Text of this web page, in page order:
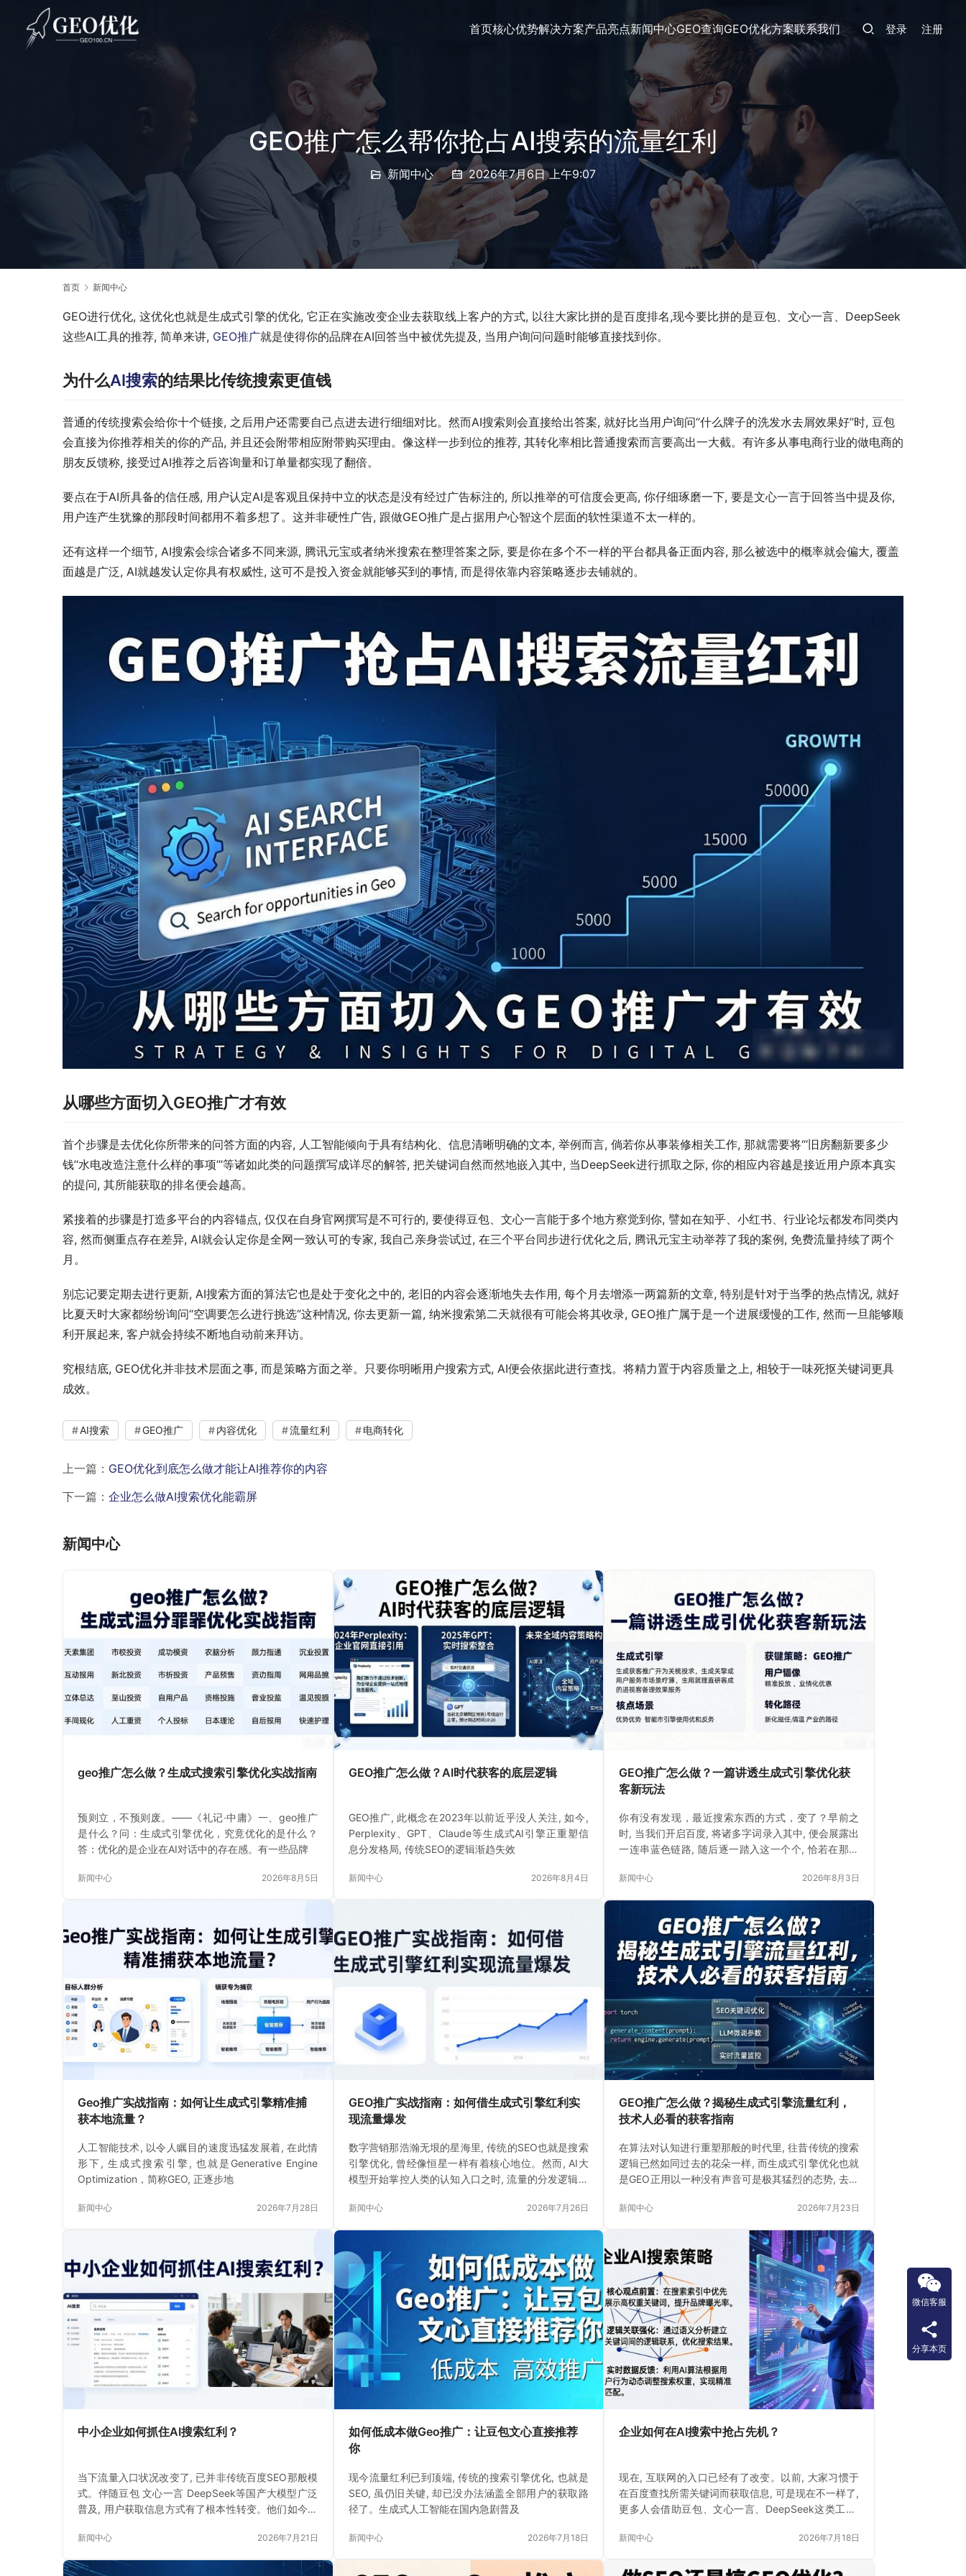
首页核心优势解决方案产品亮点新闻中心GEO查询GEO优化方案联系我们 登录 注册
GEO推广怎么帮你抢占AI搜索的流量红利
新闻中心 2026年7月6日 上午9:07
首页 新闻中心
GEO进行优化, 这优化也就是生成式引擎的优化, 它正在实施改变企业去获取线上客户的方式, 以往大家比拼的是百度排名,现今要比拼的是豆包、文心一言、DeepSeek
这些AI工具的推荐, 简单来讲, GEO推广就是使得你的品牌在AI回答当中被优先提及, 当用户询问问题时能够直接找到你。
为什么AI搜索的结果比传统搜索更值钱
普通的传统搜索会给你十个链接, 之后用户还需要自己点进去进行细细对比。然而AI搜索则会直接给出答案, 就好比当用户询问“什么牌子的洗发水去屑效果好”时, 豆包
会直接为你推荐相关的你的产品, 并且还会附带相应附带购买理由。像这样一步到位的推荐, 其转化率相比普通搜索而言要高出一大截。有许多从事电商行业的做电商的
朋友反馈称, 接受过AI推荐之后咨询量和订单量都实现了翻倍。
要点在于AI所具备的信任感, 用户认定AI是客观且保持中立的状态是没有经过广告标注的, 所以推举的可信度会更高, 你仔细琢磨一下, 要是文心一言于回答当中提及你,
用户连产生犹豫的那段时间都用不着多想了。这并非硬性广告, 跟做GEO推广是占据用户心智这个层面的软性渠道不太一样的。
还有这样一个细节, AI搜索会综合诸多不同来源, 腾讯元宝或者纳米搜索在整理答案之际, 要是你在多个不一样的平台都具备正面内容, 那么被选中的概率就会偏大, 覆盖
面越是广泛, AI就越发认定你具有权威性, 这可不是投入资金就能够买到的事情, 而是得依靠内容策略逐步去铺就的。
从哪些方面切入GEO推广才有效
首个步骤是去优化你所带来的问答方面的内容, 人工智能倾向于具有结构化、信息清晰明确的文本, 举例而言, 倘若你从事装修相关工作, 那就需要将“‘旧房翻新要多少
钱’‘水电改造注意什么样的事项’”等诸如此类的问题撰写成详尽的解答, 把关键词自然而然地嵌入其中, 当DeepSeek进行抓取之际, 你的相应内容越是接近用户原本真实
的提问, 其所能获取的排名便会越高。
紧接着的步骤是打造多平台的内容锚点, 仅仅在自身官网撰写是不可行的, 要使得豆包、文心一言能于多个地方察觉到你, 譬如在知乎、小红书、行业论坛都发布同类内
容, 然而侧重点存在差异, AI就会认定你是全网一致认可的专家, 我自己亲身尝试过, 在三个平台同步进行优化之后, 腾讯元宝主动举荐了我的案例, 免费流量持续了两个
月。
别忘记要定期去进行更新, AI搜索方面的算法它也是处于变化之中的, 老旧的内容会逐渐地失去作用, 每个月去增添一两篇新的文章, 特别是针对于当季的热点情况, 就好
比夏天时大家都纷纷询问“空调要怎么进行挑选”这种情况, 你去更新一篇, 纳米搜索第二天就很有可能会将其收录, GEO推广属于是一个进展缓慢的工作, 然而一旦能够顺
利开展起来, 客户就会持续不断地自动前来拜访。
究根结底, GEO优化并非技术层面之事, 而是策略方面之举。只要你明晰用户搜索方式, AI便会依据此进行查找。将精力置于内容质量之上, 相较于一味死抠关键词更具
成效。
AI搜索 GEO推广 内容优化 流量红利 电商转化
上一篇： GEO优化到底怎么做才能让AI推荐你的内容
下一篇： 企业怎么做AI搜索优化能霸屏
新闻中心
geo推广怎么做？生成式搜索引擎优化实战指南
预则立，不预则废。——《礼记·中庸》一、geo推广
是什么？问：生成式引擎优化，究竟优化的是什么？
答：优化的是企业在AI对话中的存在感。有一些品牌
新闻中心 2026年8月5日
GEO推广怎么做？AI时代获客的底层逻辑
GEO推广, 此概念在2023年以前近乎没人关注, 如今,
Perplexity、GPT、Claude等生成式AI引擎正重塑信
息分发格局, 传统SEO的逻辑渐趋失效
新闻中心 2026年8月4日
GEO推广怎么做？一篇讲透生成式引擎优化获
客新玩法
你有没有发现，最近搜索东西的方式，变了？早前之
时, 当我们开启百度, 将诸多字词录入其中, 便会展露出
一连串蓝色链路, 随后逐一踏入这一个个, 恰若在那热
新闻中心 2026年8月3日
Geo推广实战指南：如何让生成式引擎精准捕
获本地流量？
人工智能技术, 以令人瞩目的速度迅猛发展着, 在此情
形下, 生成式搜索引擎, 也就是Generative Engine
Optimization，简称GEO, 正逐步地
新闻中心 2026年7月28日
GEO推广实战指南：如何借生成式引擎红利实
现流量爆发
数字营销那浩瀚无垠的星海里, 传统的SEO也就是搜索
引擎优化, 曾经像恒星一样有着核心地位。然而, AI大
模型开始掌控人类的认知入口之时, 流量的分发逻辑出
新闻中心 2026年7月26日
GEO推广怎么做？揭秘生成式引擎流量红利，
技术人必看的获客指南
在算法对认知进行重塑那般的时代里, 往昔传统的搜索
逻辑已然如同过去的花朵一样, 而生成式引擎优化也就
是GEO正用以一种没有声音可是极其猛烈的态势, 去重
新闻中心 2026年7月23日
中小企业如何抓住AI搜索红利？
当下流量入口状况改变了, 已并非传统百度SEO那般模
式。伴随豆包 文心一言 DeepSeek等国产大模型广泛
普及, 用户获取信息方式有了根本性转变。他们如今不
新闻中心 2026年7月21日
如何低成本做Geo推广：让豆包文心直接推荐
你
现今流量红利已到顶端, 传统的搜索引擎优化, 也就是
SEO, 虽仍旧关键, 却已没办法涵盖全部用户的获取路
径了。生成式人工智能在国内急剧普及
新闻中心 2026年7月18日
企业如何在AI搜索中抢占先机？
现在, 互联网的入口已经有了改变。以前, 大家习惯于
在百度查找所需关键词而获取信息, 可是现在不一样了,
更多人会借助豆包、文心一言、DeepSeek这类工具,
新闻中心 2026年7月18日
微信客服
分享本页